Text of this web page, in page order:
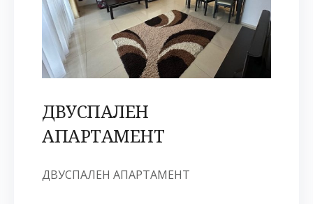
ДВУСПАЛЕН
АПАРТАМЕНТ
ДВУСПАЛЕН АПАРТАМЕНТ